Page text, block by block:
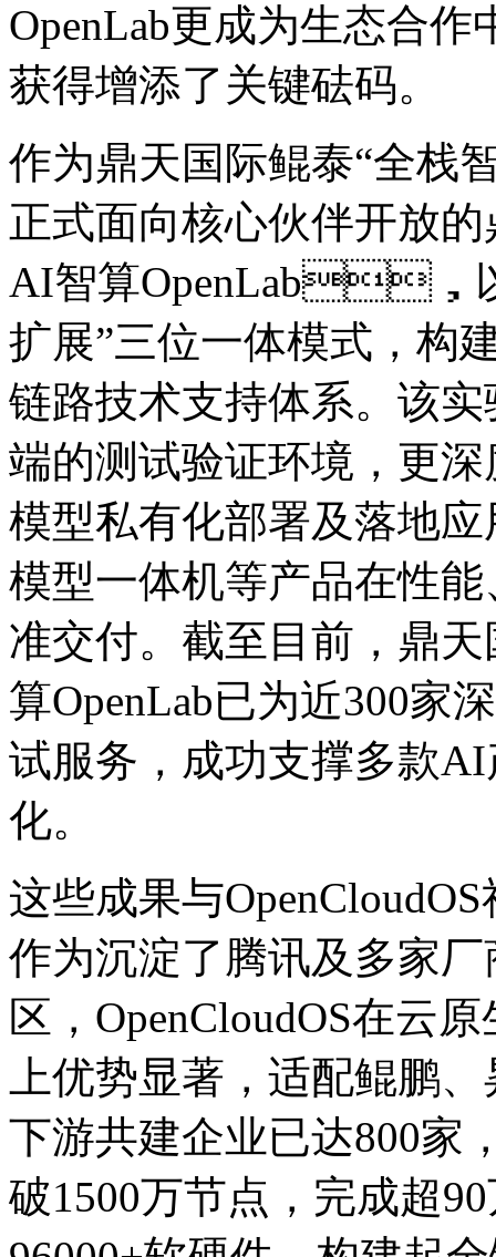
OpenLab更成为生态合作
获得增添了关键砝码。
作为鼎天国际鲲泰“全栈智
正式面向核心伙伴开放
AI智算OpenLab，
扩展”三位一体模式，
链路技术支持体系。该
端的测试验证环境，更
模型私有化部署及落地应
模型一体机等产品在性能
准交付。截至目前，
算OpenLab已为近300家
试服务，成功支撑多
化。
这些成果与
作为沉淀了腾讯及多家
区，OpenCloudOS在云
上优势显著，适配鲲鹏
下游共建企业已达800家
破1500万节点，完成超